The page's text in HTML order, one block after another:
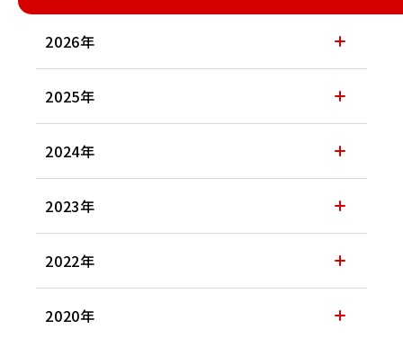
2026年
2025年
2024年
2023年
2022年
2020年